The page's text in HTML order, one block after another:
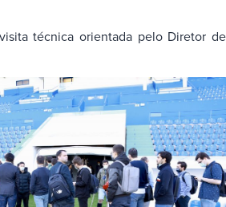
técnica orientada pelo Diretor de